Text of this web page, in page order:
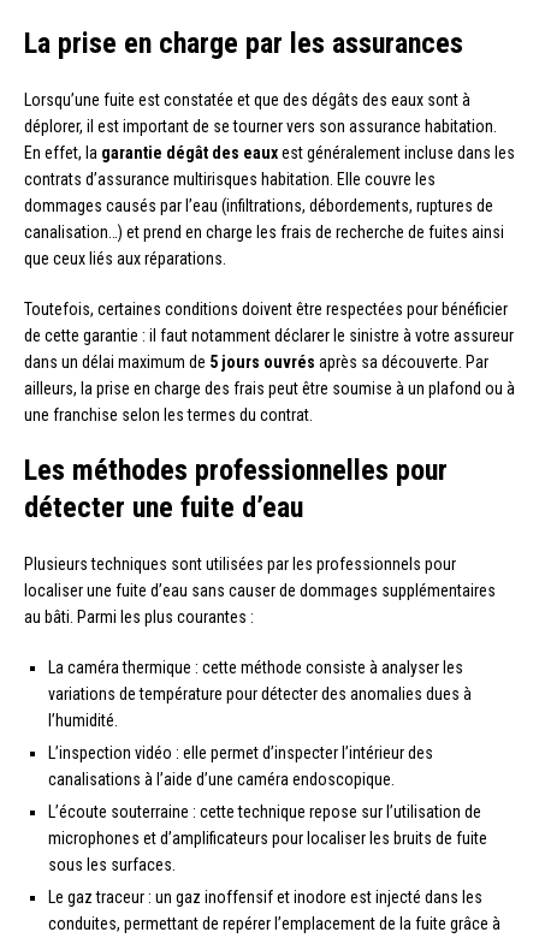
La prise en charge par les assurances
Lorsqu’une fuite est constatée et que des dégâts des eaux sont à
déplorer, il est important de se tourner vers son assurance habitation.
En effet, la garantie dégât des eauxest généralement incluse dans les
contrats d’assurance multirisques habitation. Elle couvre les
dommages causés par l’eau (infiltrations, débordements, ruptures de
canalisation…) et prend en charge les frais de recherche de fuites ainsi
que ceux liés aux réparations.
Toutefois, certaines conditions doivent être respectées pour bénéficier
de cette garantie : il faut notamment déclarer le sinistre à votre assureur
dans un délai maximum de 5 jours ouvrés après sa découverte. Par
ailleurs, la prise en charge des frais peut être soumise à un plafond ou à
une franchise selon les termes du contrat.
Les méthodes professionnelles pour
détecter une fuite d’eau
Plusieurs techniques sont utilisées par les professionnels pour
localiser une fuite d’eau sans causer de dommages supplémentaires
au bâti. Parmi les plus courantes :
La caméra thermique : cette méthode consiste à analyser les
variations de température pour détecter des anomalies dues à
l’humidité.
L’inspection vidéo : elle permet d’inspecter l’intérieur des
canalisations à l’aide d’une caméra endoscopique.
L’écoute souterraine : cette technique repose sur l’utilisation de
microphones et d’amplificateurs pour localiser les bruits de fuite
sous les surfaces.
Le gaz traceur : un gaz inoffensif et inodore est injecté dans les
conduites, permettant de repérer l’emplacement de la fuite grâce à